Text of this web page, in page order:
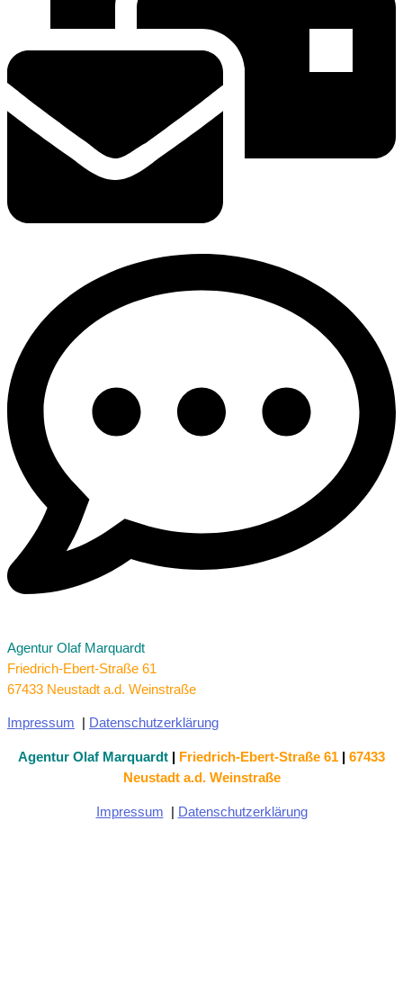
Agentur Olaf Marquardt
Friedrich-Ebert-Straße 61
67433 Neustadt a.d. Weinstraße
Impressum Datenschutzerklärung
Agentur Olaf Marquardt Friedrich-Ebert-Straße 61
67433
Neustadt a.d. Weinstraße
Impressum | Datenschutzerklärung